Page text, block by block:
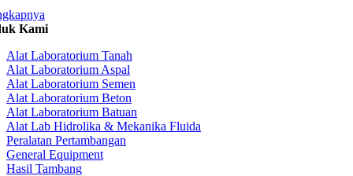
Kami
Alat Laboratorium Tanah
Alat Laboratorium Aspal
Alat Laboratorium Semen
Alat Laboratorium Beton
Alat Laboratorium Batuan
Alat Lab Hidrolika & Mekanika Fluida
Peralatan Pertambangan
General Equipment
Hasil Tambang